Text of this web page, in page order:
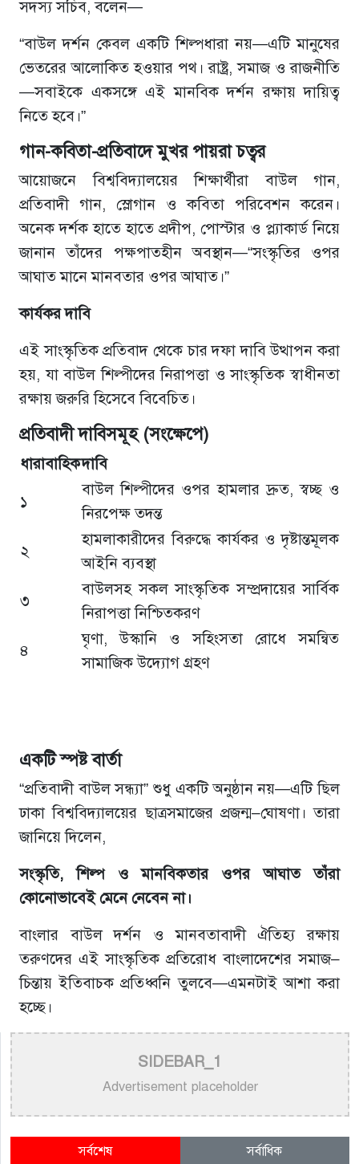
সদস্য সচিব, বলেন—
“বাউল দর্শন কেবল একটি শিল্পধারা নয়—এটি মানুষের
ভেতরের আলোকিত হওয়ার পথ। রাষ্ট্র, সমাজ ও রাজনীতি
—সবাইকে একসঙ্গে এই মানবিক দর্শন রক্ষায় দায়িত্ব
নিতে হবে।”
গান-কবিতা-প্রতিবাদে মুখর পায়রা চত্বর
আয়োজনে বিশ্ববিদ্যালয়ের শিক্ষার্থীরা বাউল গান,
প্রতিবাদী গান, স্লোগান ও কবিতা পরিবেশন করেন।
অনেক দর্শক হাতে হাতে প্রদীপ, পোস্টার ও প্ল্যাকার্ড নিয়ে
জানান তাঁদের পক্ষপাতহীন অবস্থান—“সংস্কৃতির ওপর
আঘাত মানে মানবতার ওপর আঘাত।”
কার্যকর দাবি
এই সাংস্কৃতিক প্রতিবাদ থেকে চার দফা দাবি উত্থাপন করা
হয়, যা বাউল শিল্পীদের নিরাপত্তা ও সাংস্কৃতিক স্বাধীনতা
রক্ষায় জরুরি হিসেবে বিবেচিত।
প্রতিবাদী দাবিসমূহ (সংক্ষেপে)
ধারাবাহিকদাবি
১
বাউল শিল্পীদের ওপর হামলার দ্রুত, স্বচ্ছ ও
নিরপেক্ষ তদন্ত
২
হামলাকারীদের বিরুদ্ধে কার্যকর ও দৃষ্টান্তমূলক
আইনি ব্যবস্থা
৩
বাউলসহ সকল সাংস্কৃতিক সম্প্রদায়ের সার্বিক
নিরাপত্তা নিশ্চিতকরণ
৪
ঘৃণা, উস্কানি ও সহিংসতা রোধে সমন্বিত
সামাজিক উদ্যোগ গ্রহণ
একটি স্পষ্ট বার্তা
“প্রতিবাদী বাউল সন্ধ্যা” শুধু একটি অনুষ্ঠান নয়—এটি ছিল
ঢাকা বিশ্ববিদ্যালয়ের ছাত্রসমাজের প্রজন্ম–ঘোষণা। তারা
জানিয়ে দিলেন,
সংস্কৃতি, শিল্প ও মানবিকতার ওপর আঘাত তাঁরা
কোনোভাবেই মেনে নেবেন না।
বাংলার বাউল দর্শন ও মানবতাবাদী ঐতিহ্য রক্ষায়
তরুণদের এই সাংস্কৃতিক প্রতিরোধ বাংলাদেশের সমাজ–
চিন্তায় ইতিবাচক প্রতিধ্বনি তুলবে—এমনটাই আশা করা
হচ্ছে।
SIDEBAR_1
Advertisement placeholder
সর্বশেষ সর্বাধিক